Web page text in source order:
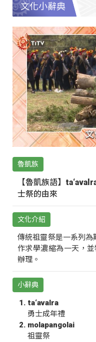
文化小辭典
魯凱族
【魯凱族語】
士祭的由來
文化介紹
傳統祖靈祭是一系列
作求學濃縮為一天，
辦理。
小辭典
ta‘avalra
勇士成年禮
molapangolai
祖靈祭